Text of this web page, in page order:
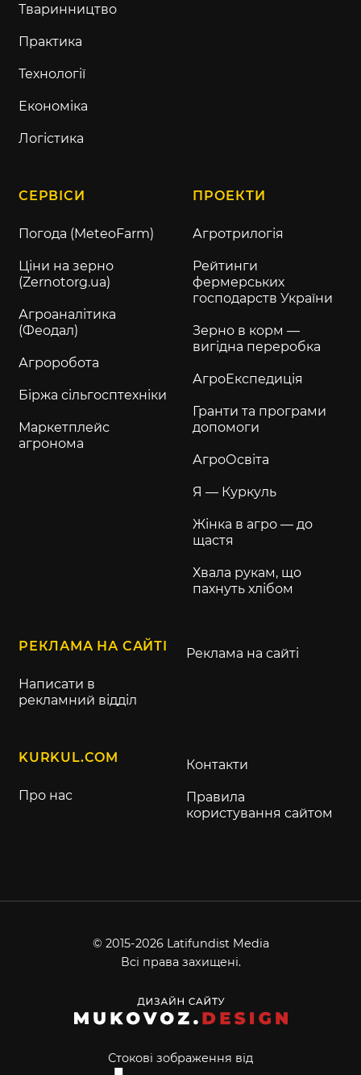
Тваринництво
Практика
Технології
Економіка
Логістика
СЕРВІСИ
Погода (MeteoFarm)
Ціни на зерно
(Zernotorg.ua)
Агроаналітика
(Феодал)
Агроробота
Біржа сільгосптехніки
Маркетплейс
агронома
ПРОЕКТИ
Агротрилогія
Рейтинги
фермерських
господарств України
Зерно в корм —
вигідна переробка
АгроЕкспедиція
Гранти та програми
допомоги
АгроОсвіта
Я — Куркуль
Жінка в агро — до
щастя
Хвала рукам, що
пахнуть хлібом
РЕКЛАМА НА САЙТІ
Написати в
рекламний відділ
Реклама на сайті
KURKUL.COM
Про нас
Контакти
Правила
користування сайтом
© 2015-2026 Latifundist Media
Всі права захищені.
Стокові зображення від